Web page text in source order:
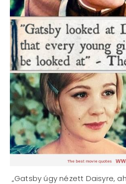
„Gatsby úgy nézett Daisyre,